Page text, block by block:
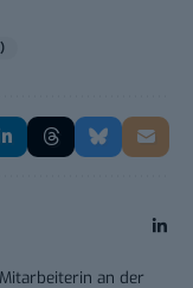
an der